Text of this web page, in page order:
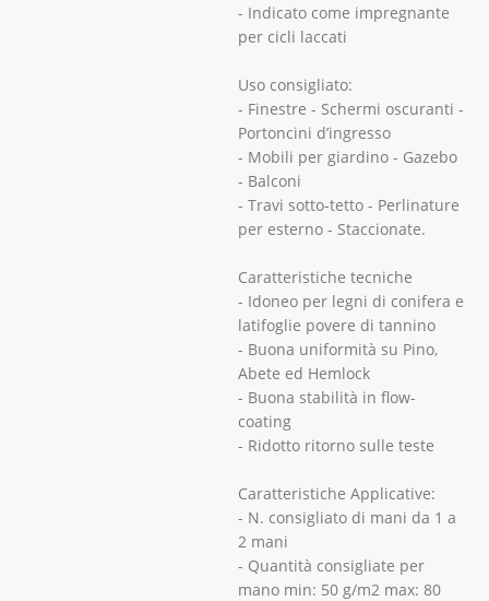
- Indicato come impregnante
per cicli laccati
Uso consigliato:
- Finestre - Schermi oscuranti -
Portoncini d’ingresso
- Mobili per giardino - Gazebo
- Balconi
- Travi sotto-tetto - Perlinature
per esterno - Staccionate.
Caratteristiche tecniche
- Idoneo per legni di conifera e
latifoglie povere di tannino
- Buona uniformità su Pino,
Abete ed Hemlock
- Buona stabilità in flow-
coating
- Ridotto ritorno sulle teste
Caratteristiche Applicative:
- N. consigliato di mani da 1 a
2 mani
- Quantità consigliate per
mano min: 50 g/m2 max: 80